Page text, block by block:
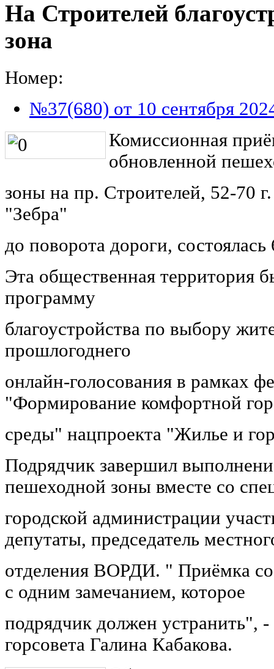
На Строителей
зона
Номер:
№37(680) от 10 сентября
Комиссионная
обновленной
зоны на пр. Строителей, 52-70
"Зебра"
до поворота дороги, состоялась
Эта общественная территория
программу
благоустройства по выбору
прошлогоднего
онлайн-голосования в рамках
"Формирование комфортной
среды" нацпроекта "Жилье и
Подрядчик завершил
пешеходной зоны вместе со
городской администрации
депутаты, председатель
отделения ВОРДИ. " Приёмка
с одним замечанием, которое
подрядчик должен устранить", -
горсовета Галина Кабакова.